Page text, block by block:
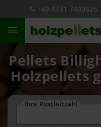
+49 8731 7409626
Pellets
Holzpellets
Ihre Postleitzahl